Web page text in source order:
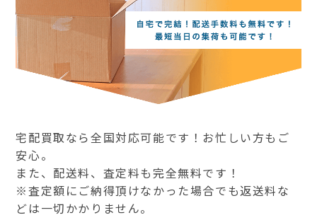
宅配買取なら全国対応可能です！お忙しい方もご
安心。
また、配送料、査定料も完全無料です！
※査定額にご納得頂けなかった場合でも返送料な
どは一切かかりません。